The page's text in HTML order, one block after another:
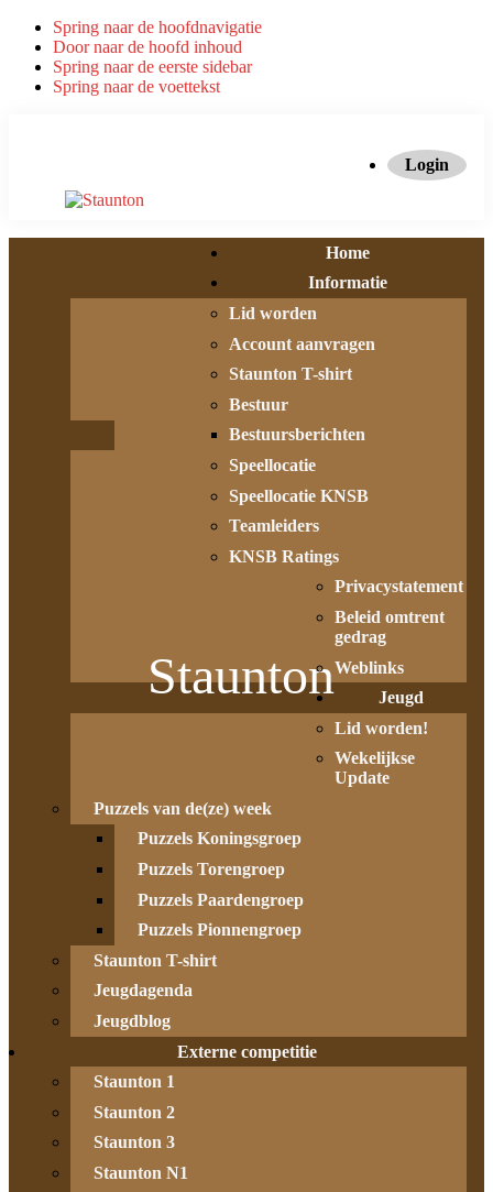
Spring naar de hoofdnavigatie
Door naar de hoofd inhoud
Spring naar de eerste sidebar
Spring naar de voettekst
Login
Staunton
Home
Informatie
Lid worden
Account aanvragen
Staunton T-shirt
Bestuur
Bestuursberichten
Speellocatie
Speellocatie KNSB
Teamleiders
KNSB Ratings
Privacystatement
Beleid omtrent
gedrag
Weblinks
Jeugd
Lid worden!
Wekelijkse
Update
Puzzels van de(ze) week
Puzzels Koningsgroep
Puzzels Torengroep
Puzzels Paardengroep
Puzzels Pionnengroep
Staunton T-shirt
Jeugdagenda
Jeugdblog
Externe competitie
Staunton 1
Staunton 2
Staunton 3
Staunton N1